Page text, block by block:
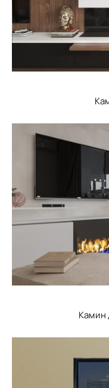
Камин